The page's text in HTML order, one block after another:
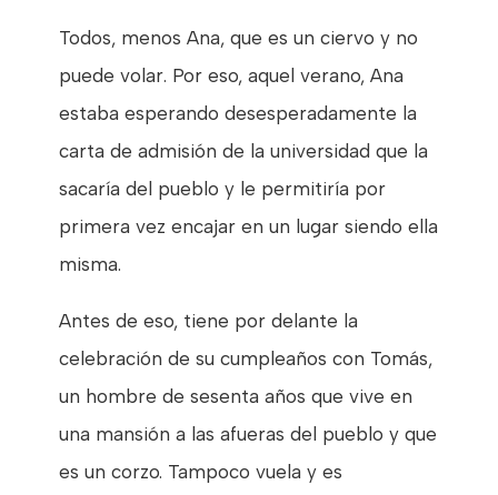
Todos, menos Ana, que es un ciervo y no
puede volar. Por eso, aquel verano, Ana
estaba esperando desesperadamente la
carta de admisión de la universidad que la
sacaría del pueblo y le permitiría por
primera vez encajar en un lugar siendo ella
misma.
Antes de eso, tiene por delante la
celebración de su cumpleaños con Tomás,
un hombre de sesenta años que vive en
una mansión a las afueras del pueblo y que
es un corzo. Tampoco vuela y es